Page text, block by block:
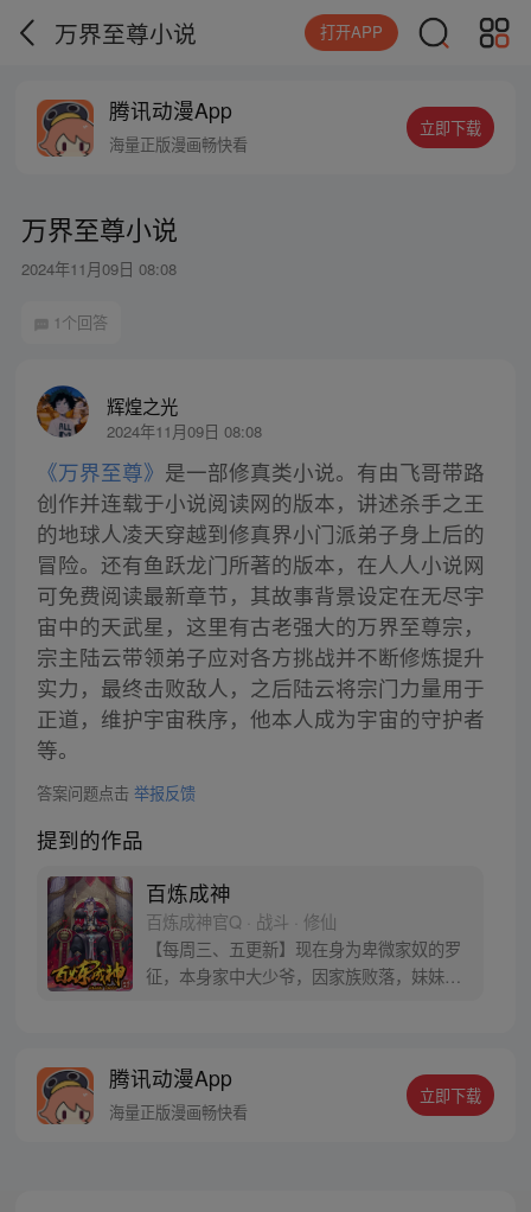
万界至尊小说 打开APP
腾讯动漫App
海量正版漫画畅快看
立即下载
万界至尊小说
2024年11月09日 08:08
1个回答
辉煌之光
2024年11月09日 08:08
《万界至尊》 是一部修真类小说。有由飞哥带路
创作并连载于小说阅读网的版本，讲述杀手之王
的地球人凌天穿越到修真界小门派弟子身上后的
冒险。还有鱼跃龙门所著的版本，在人人小说网
可免费阅读最新章节，其故事背景设定在无尽宇
宙中的天武星，这里有古老强大的万界至尊宗，
宗主陆云带领弟子应对各方挑战并不断修炼提升
实力，最终击败敌人，之后陆云将宗门力量用于
正道，维护宇宙秩序，他本人成为宇宙的守护者
等。
答案问题点击 举报反馈
提到的作品
百炼成神
百炼成神官Q · 战斗 · 修仙
【每周三、五更新】现在身为卑微家奴的罗
征，本身家中大少爷，因家族败落，妹妹被
后的神秘力量到底是什么？参与周边活动请
加QQ粉丝群，关注微信公众号燃哉家族
腾讯动漫App
海量正版漫画畅快看
立即下载